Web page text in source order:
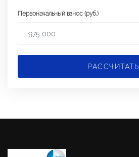
Первоначальный взнос (руб.)
РАССЧИТАТЬ